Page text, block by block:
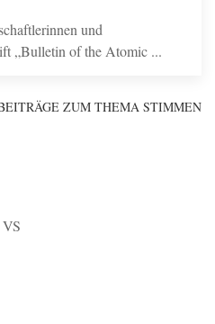
und
„Bulletin of the Atomic ...
ZUM THEMA STIMMEN